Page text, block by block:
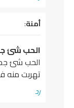
الحب شئ
الحب شئ جميل
تهربت منه